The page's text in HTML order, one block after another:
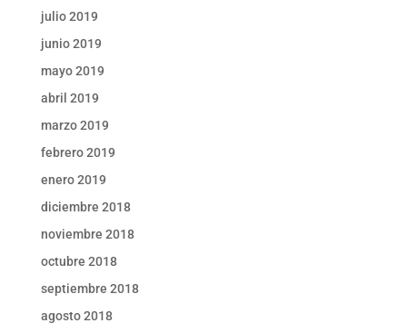
julio 2019
junio 2019
mayo 2019
abril 2019
marzo 2019
febrero 2019
enero 2019
diciembre 2018
noviembre 2018
octubre 2018
septiembre 2018
agosto 2018